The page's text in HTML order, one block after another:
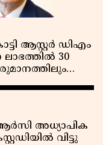
ആസ്റ്റർ ഡിഎം
ലാഭത്തിൽ 30
അധ്യാപിക
വിട്ടു